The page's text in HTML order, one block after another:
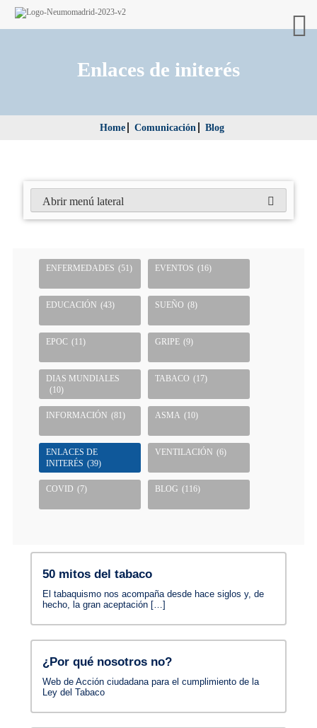
Enlaces de initerés
Home Comunicación Blog
ENFERMEDADES (51) EVENTOS (16)
EDUCACIÓN (43) SUEÑO (8)
EPOC (11) GRIPE (9)
DIAS MUNDIALES
(10)
TABACO (17)
INFORMACIÓN (81) ASMA (10)
ENLACES DE
INITERÉS (39)
VENTILACIÓN (6)
COVID (7) BLOG (116)
50 mitos del tabaco
El tabaquismo nos acompaña desde hace siglos y, de
hecho, la gran aceptación […]
¿Por qué nosotros no?
Web de Acción ciudadana para el cumplimiento de la
Ley del Tabaco
Abrir menú lateral